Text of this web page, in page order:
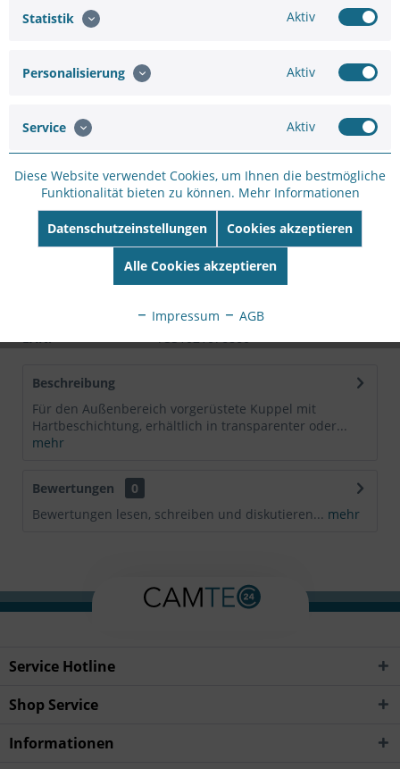
Merken Bewerten
DV26C283C
02401-001
EAN:
7331021076860
Beschreibung
Für den Außenbereich vorgerüstete Kuppel mit
Hartbeschichtung, erhältlich in transparenter oder...
mehr
Bewertungen
0
Bewertungen lesen, schreiben und diskutieren... mehr
Service Hotline
Shop Service
Informationen
Statistik Aktiv
Personalisierung Aktiv
Service Aktiv
Diese Website verwendet Cookies, um Ihnen die bestmögliche
Funktionalität bieten zu können. Mehr Informationen
Datenschutzeinstellungen Cookies akzeptieren
Alle Cookies akzeptieren
Impressum AGB